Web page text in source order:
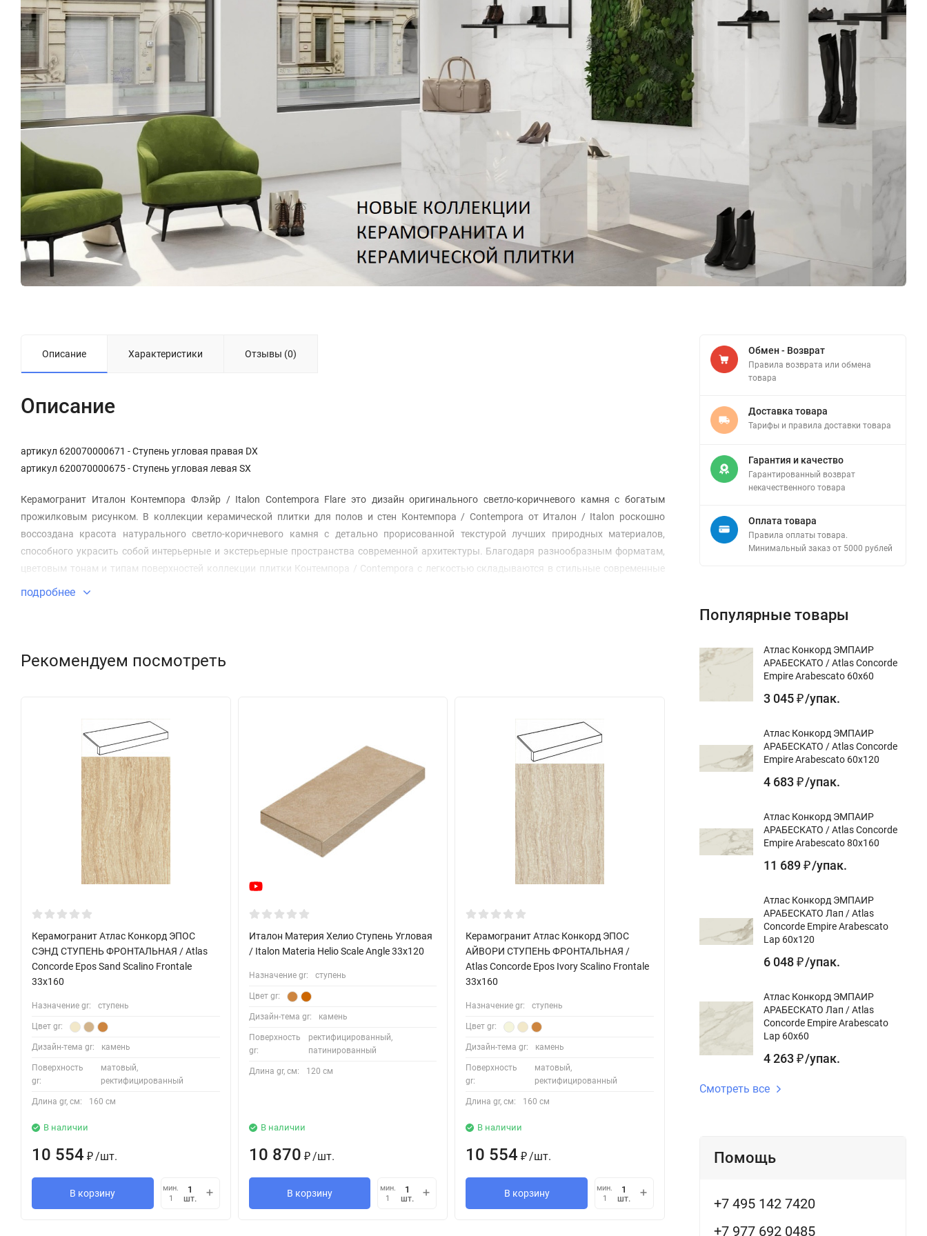
Описание Характеристики Отзывы (0)
Описание
артикул 620070000671 - Ступень угловая правая DX
артикул 620070000675 - Ступень угловая левая SX
Керамогранит Италон Контемпора Флэйр / Italon Contempora Flare это дизайн оригинального светло-коричневого камня с богатым
прожилковым рисунком. В коллекции керамической плитки для полов и стен Контемпора / Contempora от Италон / Italon роскошно
воссоздана красота натурального светло-коричневого камня с детально прорисованной текстурой лучших природных материалов,
способного украсить собой интерьерные и экстерьерные пространства современной архитектуры. Благодаря разнообразным форматам,
цветовым тонам и типам поверхностей коллекции плитки Контемпора / Contempora с легкостью складываются в стильные современные
композиции из керамогранитного натурального камня, которые эффектно выделяются на фоне других материалов.
подробнее
Рекомендуем посмотреть
Керамогранит Атлас Конкорд ЭПОС
СЭНД СТУПЕНЬ ФРОНТАЛЬНАЯ / Atlas
Concorde Epos Sand Scalino Frontale
33x160
Назначение gr: ступень
Цвет gr:
Дизайн-тема gr: камень
Поверхность
gr:
матовый,
ректифицированный
Длина gr, см: 160 см
В наличии
10 554 ₽ /шт.
В корзину
мин.
1
шт.
Италон Материя Хелио Ступень Угловая
/ Italon Materia Helio Scale Angle 33x120
Назначение gr: ступень
Цвет gr:
Дизайн-тема gr: камень
Поверхность
gr:
ректифицированный,
патинированный
Длина gr, см: 120 см
В наличии
10 870 ₽ /шт.
В корзину
мин.
1
шт.
Керамогранит Атлас Конкорд ЭПОС
АЙВОРИ СТУПЕНЬ ФРОНТАЛЬНАЯ /
Atlas Concorde Epos Ivory Scalino Frontale
33x160
Назначение gr: ступень
Цвет gr:
Дизайн-тема gr: камень
Поверхность
gr:
матовый,
ректифицированный
Длина gr, см: 160 см
В наличии
10 554 ₽ /шт.
В корзину
мин.
1
шт.
Обмен - Возврат
Правила возврата или обмена
товара
Доставка товара
Тарифы и правила доставки товара
Гарантия и качество
Гарантированный возврат
некачественного товара
Оплата товара
Правила оплаты товара.
Минимальный заказ от 5000 рублей
Популярные товары
Атлас Конкорд ЭМПАИР
АРАБЕСКАТО / Atlas Concorde
Empire Arabescato 60x60
3 045 ₽ /упак.
Атлас Конкорд ЭМПАИР
АРАБЕСКАТО / Atlas Concorde
Empire Arabescato 60x120
4 683 ₽ /упак.
Атлас Конкорд ЭМПАИР
АРАБЕСКАТО / Atlas Concorde
Empire Arabescato 80x160
11 689 ₽ /упак.
Атлас Конкорд ЭМПАИР
АРАБЕСКАТО Лап / Atlas
Concorde Empire Arabescato
Lap 60x120
6 048 ₽ /упак.
Атлас Конкорд ЭМПАИР
АРАБЕСКАТО Лап / Atlas
Concorde Empire Arabescato
Lap 60x60
4 263 ₽ /упак.
Смотреть все
Помощь
+7 495 142 7420
+7 977 692 0485